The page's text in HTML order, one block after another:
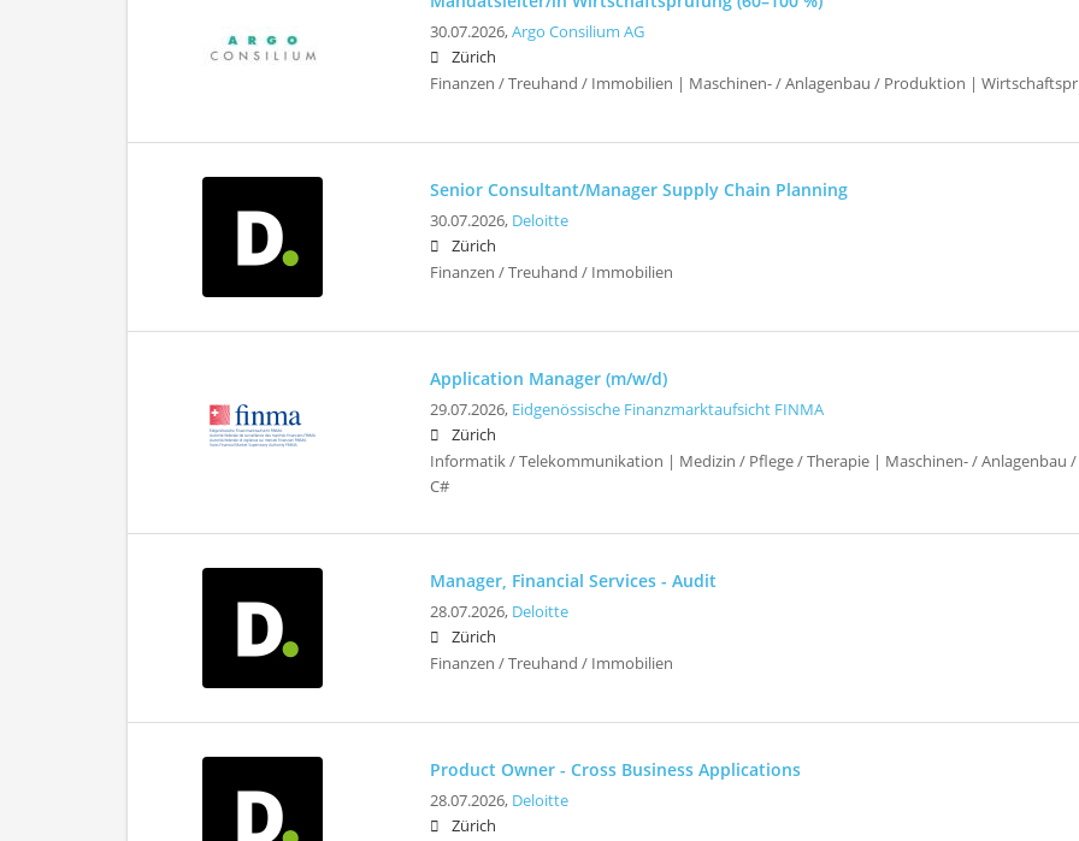
30.07.2026,Argo Consilium AG
Zürich
Finanzen / Treuhand / Immobilien | Maschinen- / Anlagenbau / Produktion |
Senior Consultant/Manager Supply Chain Planning
30.07.2026, Deloitte
Zürich
Finanzen / Treuhand / Immobilien
Application Manager (m/w/d)
29.07.2026, Eidgenössische Finanzmarktaufsicht FINMA
Zürich
Informatik / Telekommunikation | Medizin / Pflege / Therapie | Maschinen- / Anlagenbau
C#
Manager, Financial Services - Audit
28.07.2026, Deloitte
Zürich
Finanzen / Treuhand / Immobilien
Product Owner - Cross Business Applications
28.07.2026, Deloitte
Zürich